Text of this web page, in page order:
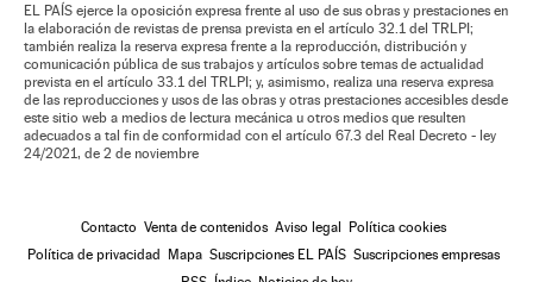
EL PAÍS ejerce la oposición expresa frente al uso de sus obras y prestaciones en
la elaboración de revistas de prensa prevista en el artículo 32.1 del TRLPI;
también realiza la reserva expresa frente a la reproducción, distribución y
comunicación pública de sus trabajos y artículos sobre temas de actualidad
prevista en el artículo 33.1 del TRLPI; y, asimismo, realiza una reserva expresa
de las reproducciones y usos de las obras y otras prestaciones accesibles desde
este sitio web a medios de lectura mecánica u otros medios que resulten
adecuados a tal fin de conformidad con el artículo 67.3 del Real Decreto - ley
24/2021, de 2 de noviembre
Contacto Venta de contenidos Aviso legal Política cookies
Política de privacidad Mapa Suscripciones EL PAÍS Suscripciones empresas